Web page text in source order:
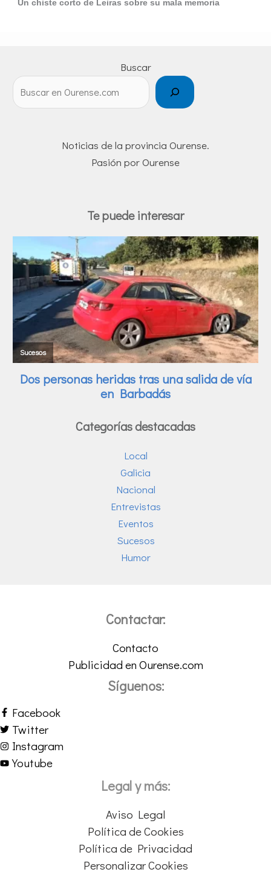
Un chiste corto de Leiras sobre su mala memoria
Buscar
Noticias de la provincia Ourense.
Pasión por Ourense
Te puede interesar
Categorías destacadas
Local
Galicia
Nacional
Entrevistas
Eventos
Sucesos
Humor
Contactar:
Contacto
Publicidad en Ourense.com
Síguenos:
Facebook
Twitter
Instagram
Youtube
Legal y más:
Aviso Legal
Política de Cookies
Política de Privacidad
Personalizar Cookies